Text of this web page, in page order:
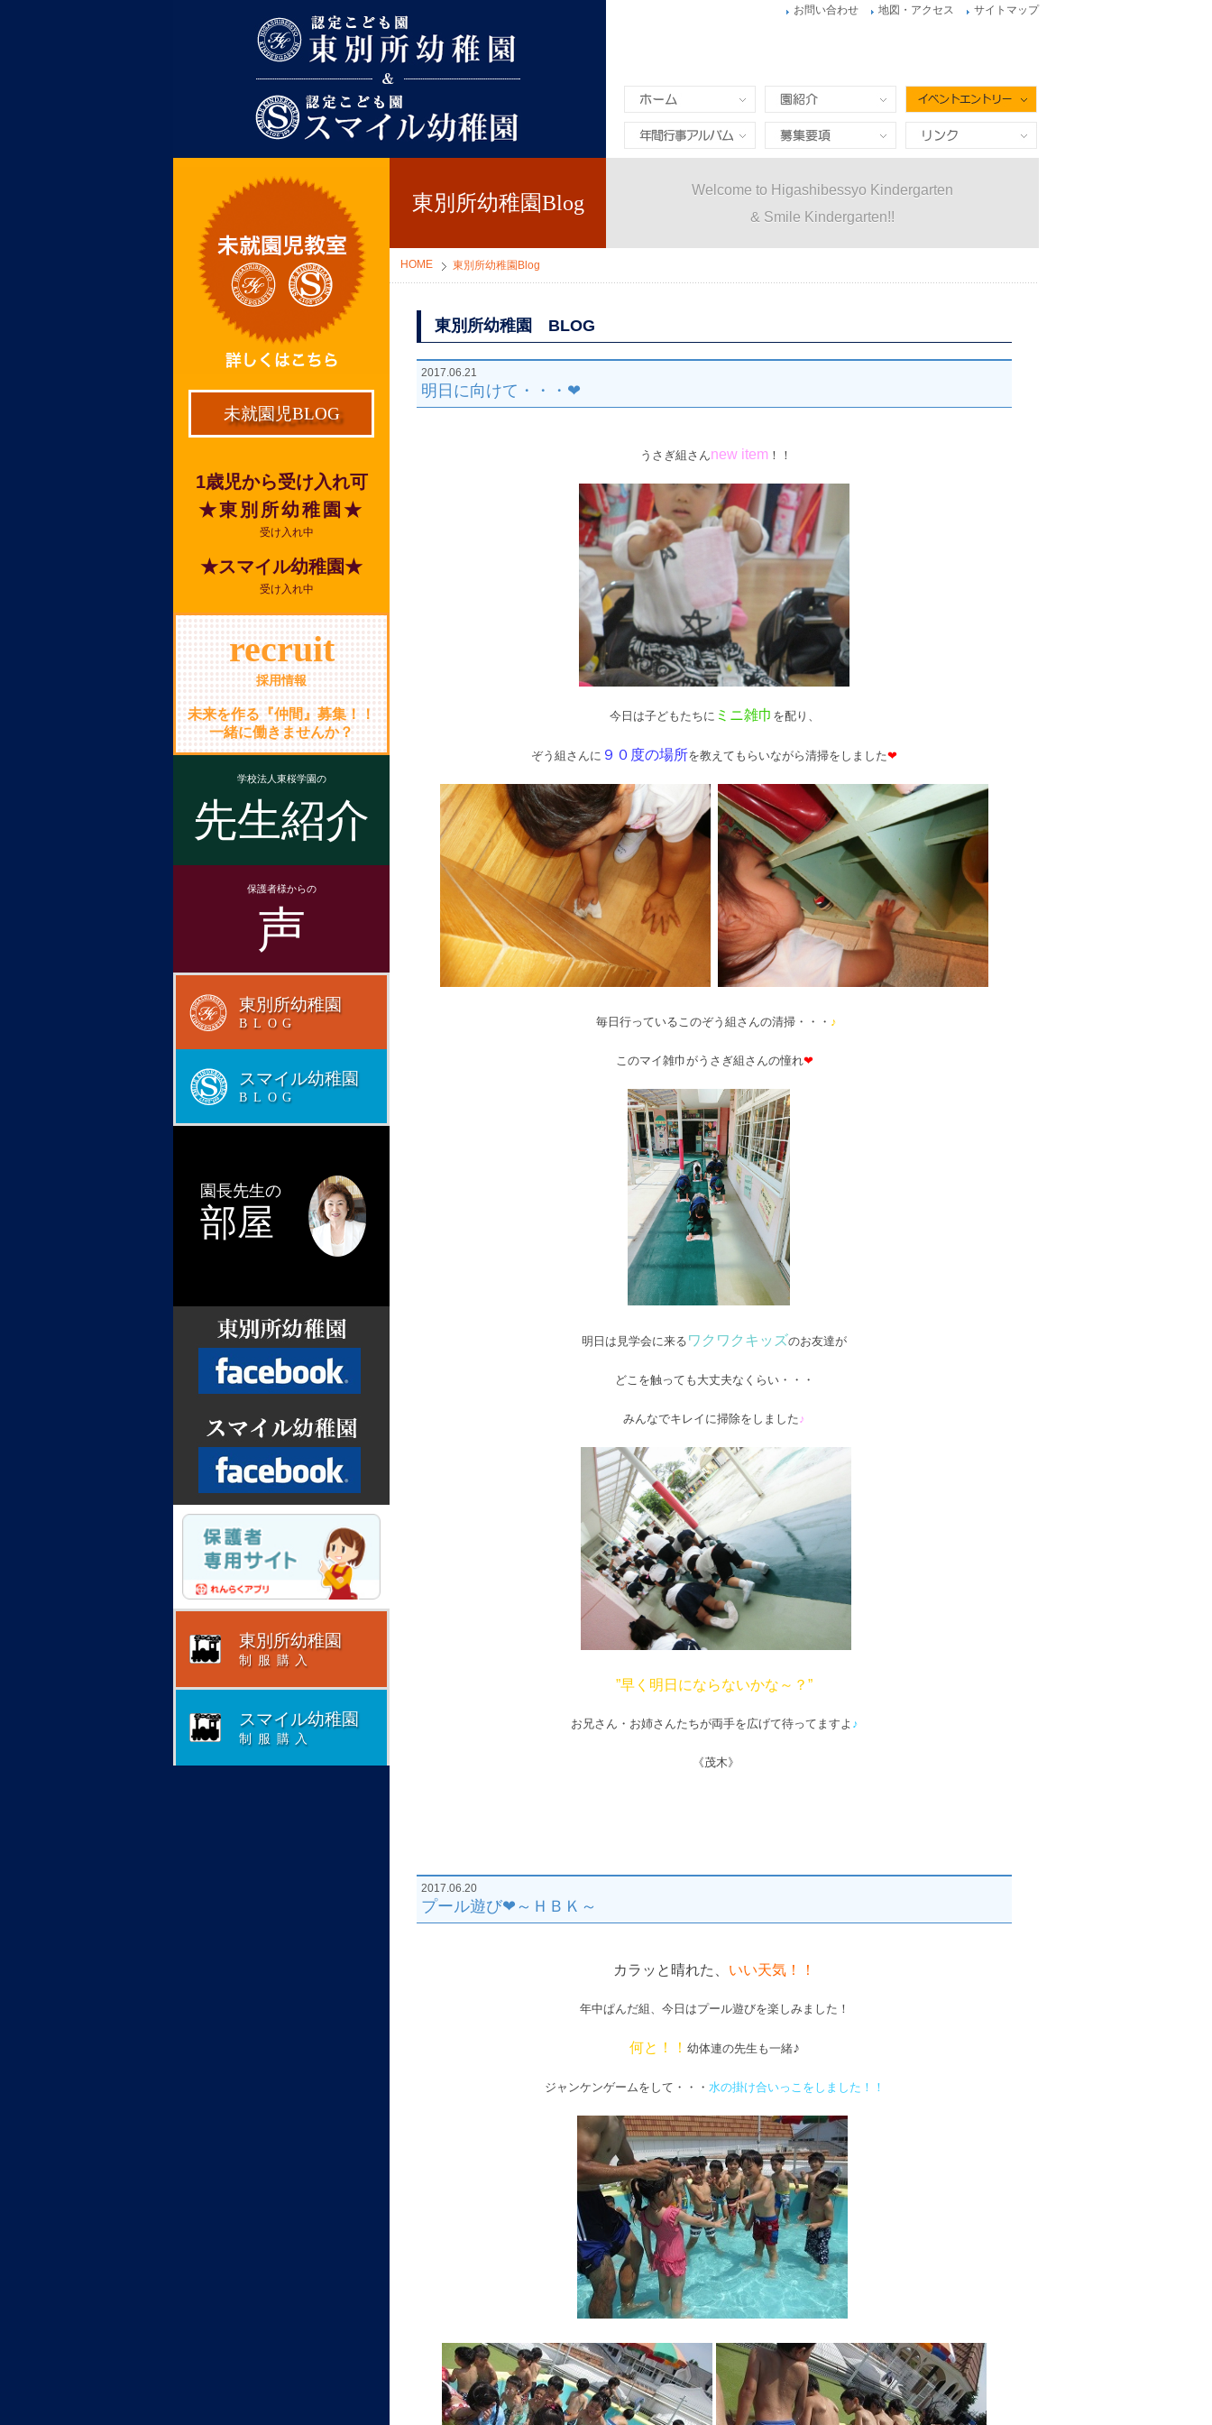
お問い合わせ 地図・アクセス サイトマップ
園紹介
年間行事&アルバム 募集要項 リンク
東別所幼稚園Blog
Welcome to Higashibessyo Kindergarten
& Smile Kindergarten!!
HOME 東別所幼稚園Blog
東別所幼稚園 BLOG
2017.06.21
明日に向けて・・・❤
うさぎ組さんnew item ！！
今日は子どもたちに ミニ雑巾 を配り、
ぞう組さんに ９０度の場所を教えてもらいながら清掃をしました❤
毎日行っているこのぞう組さんの清掃・・・ ♪
このマイ雑巾がうさぎ組さんの憧れ❤
明日は見学会に来る ワクワクキッズのお友達が
どこを触っても大丈夫なくらい・・・
みんなでキレイに掃除をしました♪
”早く明日にならないかな～？”
お兄さん・お姉さんたちが両手を広げて待ってますよ ♪
《茂木》
2017.06.20
プール遊び❤～ＨＢＫ～
カラッと晴れた、 いい天気！！
年中ぱんだ組、今日はプール遊びを楽しみました！
何と！！ 幼体連の先生も一緒♪
ジャンケンゲームをして・・・ 水の掛け合いっこをしました！！
未就園児BLOG
1歳児から受け入れ可
★東別所幼稚園★
受け入れ中
★スマイル幼稚園★
受け入れ中
recruit
採用情報
未来を作る『仲間』募集！！
一緒に働きませんか？
学校法人東桜学園の
先生紹介
保護者様からの
声
東別所幼稚園
BLOG
スマイル幼稚園
BLOG
園長先生の
部屋
Facebook
Facebook
東別所幼稚園
制服購入
スマイル幼稚園
制服購入